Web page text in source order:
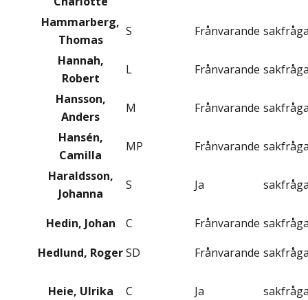
Hammarberg,
Thomas
S Frånvarande
Hannah,
Robert
L Frånvarande
Hansson,
Anders
M Frånvarande
Hansén,
Camilla
MP Frånvarande
Haraldsson,
Johanna
S Ja
Hedin, Johan C Frånvarande
Hedlund, RogerSD Frånvarande
Heie, Ulrika C Ja